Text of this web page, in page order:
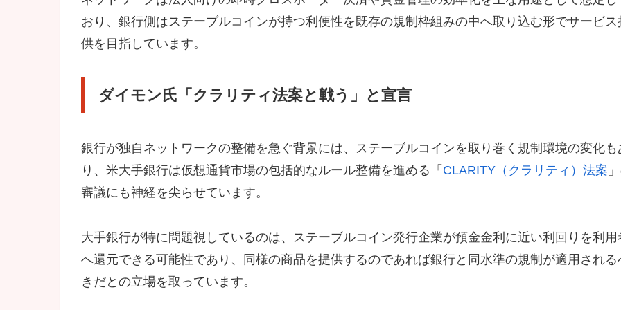
おり、銀行側はステーブルコインが持つ利便性を既存の規制枠組みの中へ取り込む形でサービス
供を目指しています。
ダイモン氏「クラリティ法案と戦う」と宣言
銀行が独自ネットワークの整備を急ぐ背景には、ステーブルコインを取り巻く規制環境の変化も
り、米大手銀行は仮想通貨市場の包括的なルール整備を進める「 CLARITY（クラリティ）法案
審議にも神経を尖らせています。
大手銀行が特に問題視しているのは、ステーブルコイン発行企業が預金金利に近い利回りを利用
へ還元できる可能性であり、同様の商品を提供するのであれば銀行と同水準の規制が適用される
きだとの立場を取っています。